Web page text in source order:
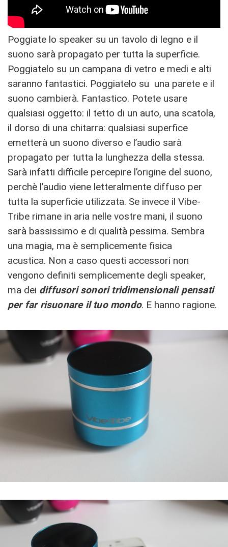
Poggiate lo speaker su un tavolo di legno e il
suono sarà propagato per tutta la superficie.
Poggiatelo su un campana di vetro e medi e alti
saranno fantastici. Poggiatelo su una parete e il
suono cambierà. Fantastico. Potete usare
qualsiasi oggetto: il tetto di un auto, una scatola,
il dorso di una chitarra: qualsiasi superfice
emetterà un suono diverso e l’audio sarà
propagato per tutta la lunghezza della stessa.
Sarà infatti difficile percepire l’origine del suono,
perchè l’audio viene letteralmente diffuso per
tutta la superficie utilizzata. Se invece il Vibe-
Tribe rimane in aria nelle vostre mani, il suono
sarà bassissimo e di qualità pessima. Sembra
una magia, ma è semplicemente fisica
acustica. Non a caso questi accessori non
vengono definiti semplicemente degli speaker,
ma dei diffusori sonori tridimensionali pensati
per far risuonare il tuo mondo. E hanno ragione.